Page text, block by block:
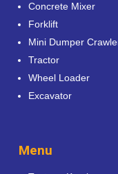
Concrete Mixer
Forklift
Mini Dumper
Tractor
Wheel Loader
Excavator
Menu